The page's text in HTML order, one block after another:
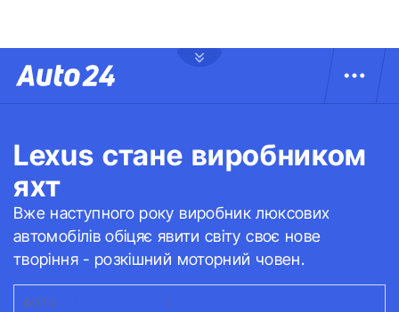
Lexus стане виробником
яхт
Вже наступного року виробник люксових
автомобілів обіцяє явити світу своє нове
творіння - розкішний моторний човен.
ФОТО: